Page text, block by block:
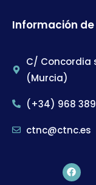
Información
C/ Concordia
(Murcia)
(+34) 968 389
ctnc@ctnc.es